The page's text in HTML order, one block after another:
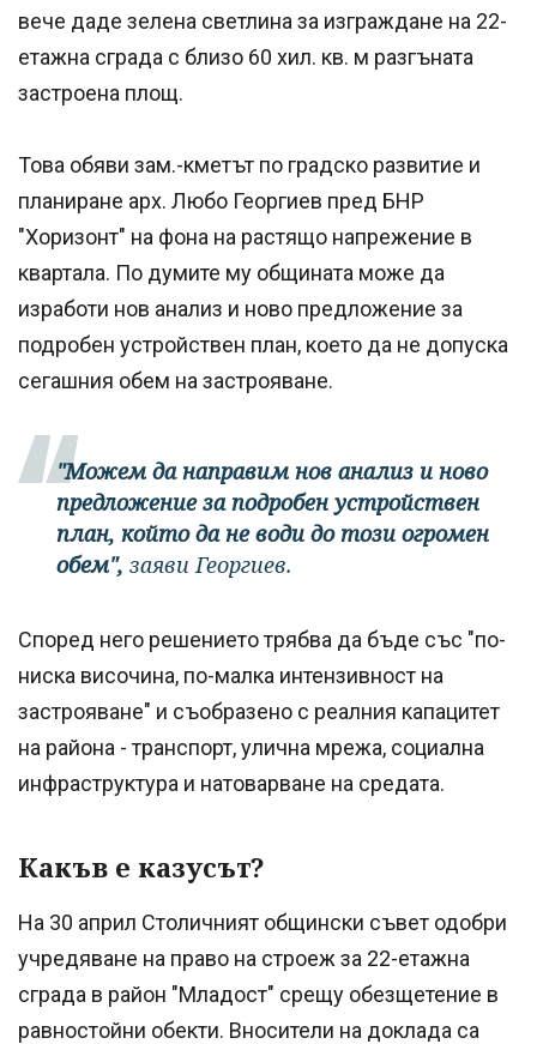
вече даде зелена светлина за изграждане на 22-
етажна сграда с близо 60 хил. кв. м разгъната
застроена площ.
Това обяви зам.-кметът по градско развитие и
планиране арх. Любо Георгиев пред БНР
"Хоризонт" на фона на растящо напрежение в
квартала. По думите му общината може да
изработи нов анализ и ново предложение за
подробен устройствен план, което да не допуска
сегашния обем на застрояване.
"Можем да направим нов анализ и ново
предложение за подробен устройствен
план, който да не води до този огромен
обем", заяви Георгиев.
Според него решението трябва да бъде със "по-
ниска височина, по-малка интензивност на
застрояване" и съобразено с реалния капацитет
на района - транспорт, улична мрежа, социална
инфраструктура и натоварване на средата.
Какъв е казусът?
На 30 април Столичният общински съвет одобри
учредяване на право на строеж за 22-етажна
сграда в район "Младост" срещу обезщетение в
равностойни обекти. Вносители на доклада са